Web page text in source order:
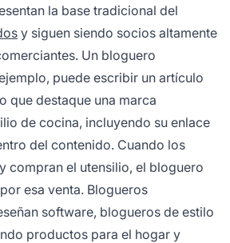
la base tradicional del
y siguen siendo socios altamente
Un bloguero
puede escribir un artículo
que destaque una marca
de cocina, incluyendo su enlace
del contenido. Cuando los
compran el utensilio, el bloguero
esa venta. Blogueros
software, blogueros de estilo
productos para el hogar y